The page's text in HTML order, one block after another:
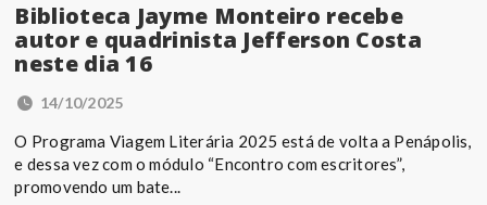
Biblioteca Jayme Monteiro recebe
autor e quadrinista Jefferson Costa
neste dia 16
14/10/2025
O Programa Viagem Literária 2025 está de volta a Penápolis,
e dessa vez com o módulo “Encontro com escritores”,
promovendo um bate...